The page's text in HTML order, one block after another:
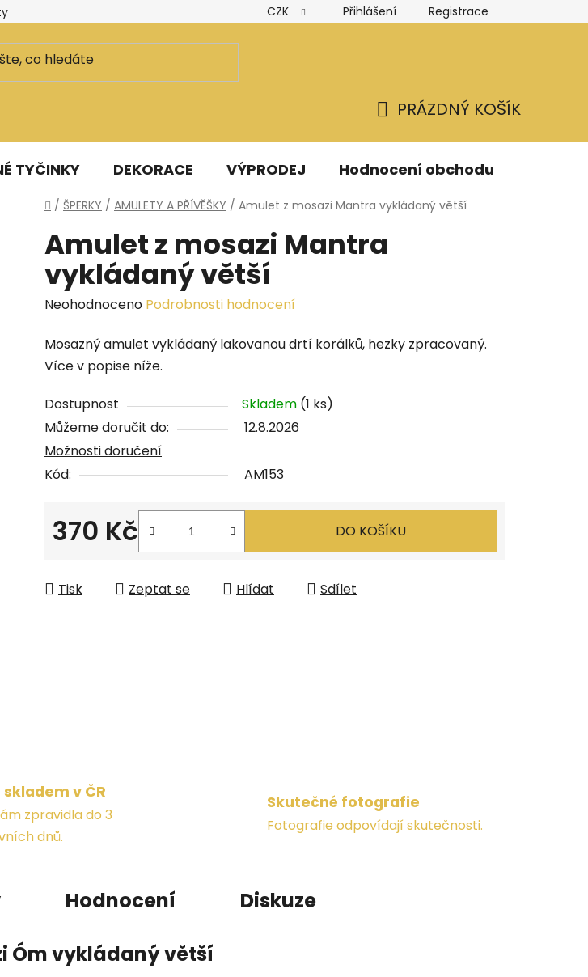
Kancelář a ateliér Hodnocení obchodu Obchodní podmínky
CZK Přihlášení Registrace
KOŠÍK
PRÁZDNÝ KOŠÍK
TYČINKY DEKORACE VÝPRODEJ Hodnocení obchodu
Domů
/ ŠPERKY / AMULETY A PŘÍVĚŠKY / Amulet z mosazi Mantra vykládaný větší
Amulet z mosazi Mantra
vykládaný větší
Průměrné
produktu
je
z
5
hvězdiček.
Neohodnoceno Podrobnosti hodnocení
Mosazný amulet vykládaný lakovanou drtí korálků, hezky zpracovaný.
Více v popise níže.
Dostupnost Skladem (1 ks)
Můžeme doručit do:
12.8.2026
Možnosti doručení
Kód:
AM153
370 Kč DO KOŠÍKU
Tisk Zeptat se Hlídat Sdílet
skladem v ČR
zpravidla do 3
dnů.
Skutečné fotografie
Fotografie odpovídají skutečnosti.
Hodnocení
Diskuze
Óm vykládaný větší